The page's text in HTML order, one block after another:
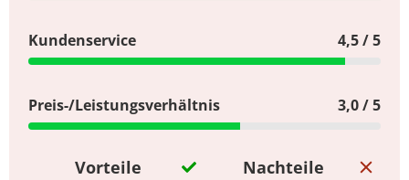
Kundenservice 4,5 / 5
Preis-/Leistungsverhältnis 3,0 / 5
Vorteile Nachteile